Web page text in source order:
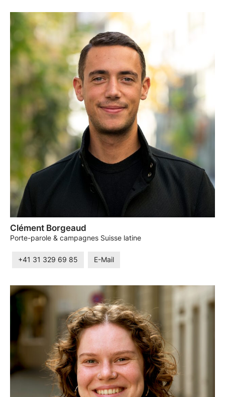
Clément Borgeaud
Porte-parole & campagnes Suisse latine
+41 31 329 69 85 E-Mail